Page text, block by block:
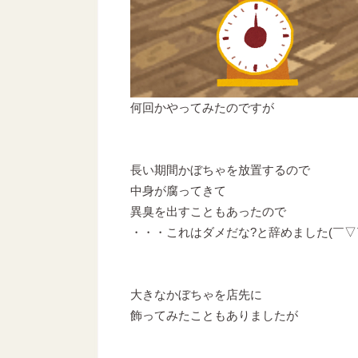
何回かやってみたのですが
長い期間かぼちゃを放置するので
中身が腐ってきて
異臭を出すこともあったので
・・・これはダメだな?と辞めました(￣
大きなかぼちゃを店先に
飾ってみたこともありましたが